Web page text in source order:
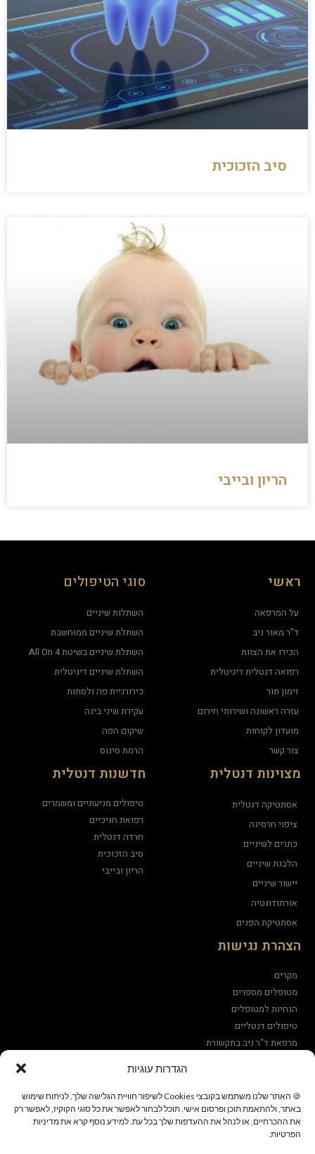
הגדרות עוגיות
🍪 האתר שלנו משתמש בקובצי Cookies לשיפור חוויית הגלישה שלך, לניתוח שימוש
באתר, ולהתאמת תוכן ופרסום אישי. תוכל לבחור לאפשר את כל סוגי הקוקיז, לאפשר רק
את ההכרחיים, או לנהל את ההעדפות שלך בכל עת. למידע נוסף קרא את מדיניות
הפרטיות.
סיב הזכוכית
הריון ובייבי
ראשי
על המרפאה
ד"ר מאור ניב
הכירו את הצוות
רפואה דנטלית דיגיטלית
זימון תור
עזרה ראשונה ושירותי חירום
מועדון לקוחות
צור קשר
סוגי הטיפולים
השתלות שיניים
השתלת שיניים ממוחשבת
השתלת שיניים בשיטת All On 4
השתלת שיניים דיגיטלית
כירורגיית פה ולסתות
עקירת שיני בינה
שיקום הפה
הרמת סינוס
מצוינות דנטלית
אסתטיקה דנטלית
ציפוי חרסינה
כתרים לשיניים
הלבנת שיניים
יישור שיניים
אורתודונטיה
אסתטיקת הפנים
חדשנות דנטלית
טיפולים מניעתיים ומשמרים
רפואת חניכיים
חרדה דנטלית
סיב הזכוכית
הריון ובייבי
הצהרת נגישות
מקרים
מטופלים מספרים
הנחיות למטופלים
טיפולים דנטליים
מרפאת ד"ר ניב בתקשורת
מדיניות עוגיות